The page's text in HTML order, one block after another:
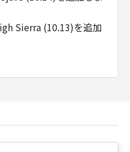
Sierra (10.13)を追加